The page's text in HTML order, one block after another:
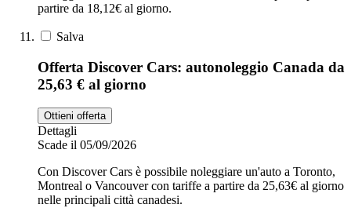
partire da 18,12€ al giorno.
Salva
Offerta Discover Cars: autonoleggio Canada da
25,63 € al giorno
Ottieni offerta
Dettagli
Scade il 05/09/2026
Con Discover Cars è possibile noleggiare un'auto a Toronto,
Montreal o Vancouver con tariffe a partire da 25,63€ al giorno
nelle principali città canadesi.